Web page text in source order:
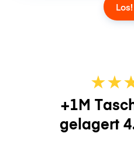
Los!
★★
+1M
gelagert